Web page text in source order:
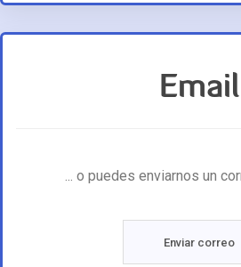
Email
... o puedes enviarnos un
Enviar correo